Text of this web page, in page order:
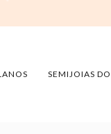
SEMIJOIAS